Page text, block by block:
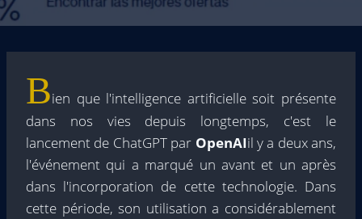
Bien que l'intelligence artificielle soit présente
dans nos vies depuis longtemps, c'est le
lancement de ChatGPT par OpenAIil y a deux ans,
l'événement qui a marqué un avant et un après
dans l'incorporation de cette technologie. Dans
cette période, son utilisation a considérablement